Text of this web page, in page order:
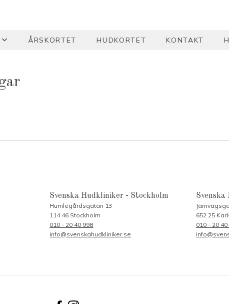
ÅRSKORTET HUDKORTET KONTAKT
Svenska Hudkliniker - Stockholm
Humlegårdsgatan 13
114 46 Stockholm
010 - 20 40 998
info@svenskahudkliniker.se
652 25
010 - 20 40